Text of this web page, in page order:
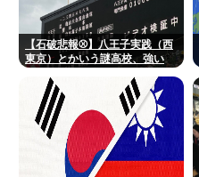
【石破悲報⚾】八王子実践（西
東京）とかいう謎高校、強い